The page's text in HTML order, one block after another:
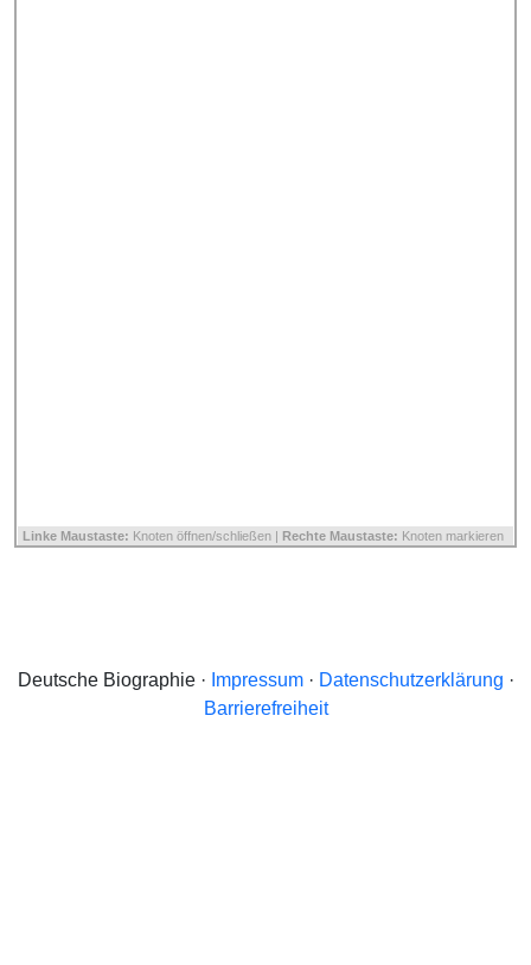
Linke Maustaste: Knoten öffnen/schließen | Rechte Maustaste: Knoten markieren
Deutsche Biographie · Impressum· Datenschutzerklärung ·
Barrierefreiheit